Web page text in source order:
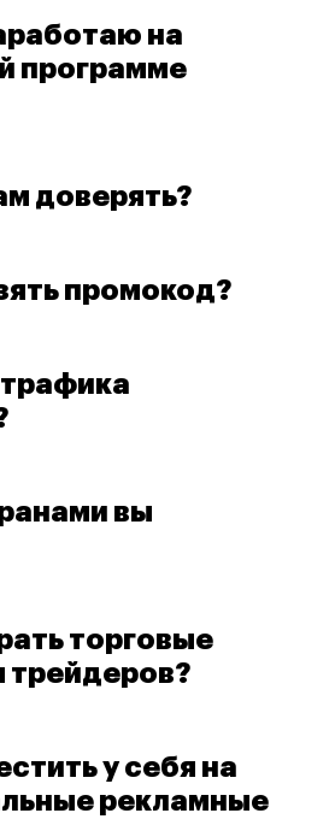
на
программе
доверять?
промокод?
вы
торговые
трейдеров?
у себя на
рекламные